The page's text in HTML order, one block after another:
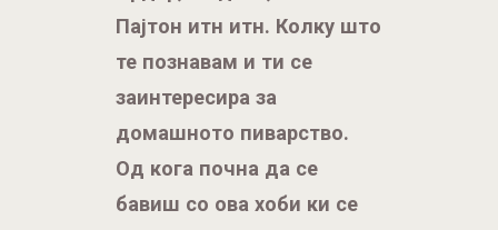
Од кога почна да се
бавиш со ова хоби ки се
твоите први впечатоци и
импресии и што најчесто
вариш.